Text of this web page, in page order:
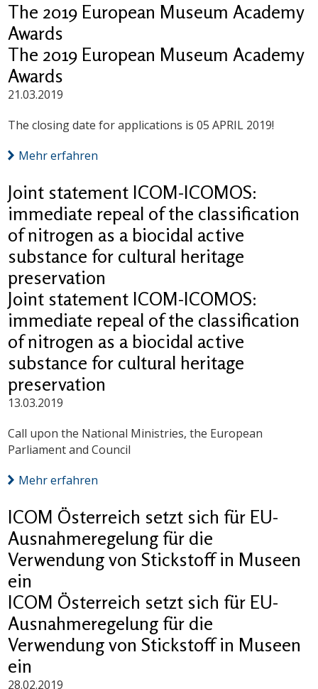
The 2019 European Museum Academy
Awards
The 2019 European Museum Academy
Awards
21.03.2019
The closing date for applications is 05 APRIL 2019!
Mehr erfahren
Joint statement ICOM-ICOMOS:
immediate repeal of the classification
of nitrogen as a biocidal active
substance for cultural heritage
preservation
Joint statement ICOM-ICOMOS:
immediate repeal of the classification
of nitrogen as a biocidal active
substance for cultural heritage
preservation
13.03.2019
Call upon the National Ministries, the European
Parliament and Council
Mehr erfahren
ICOM Österreich setzt sich für EU-
Ausnahmeregelung für die
Verwendung von Stickstoff in Museen
ein
ICOM Österreich setzt sich für EU-
Ausnahmeregelung für die
Verwendung von Stickstoff in Museen
ein
28.02.2019